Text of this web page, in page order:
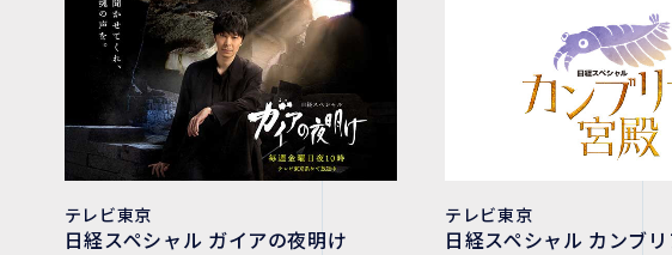
テレビ東京
日経スペシャル ガイアの夜明け
テレビ東京
日経スペシャル カンブ